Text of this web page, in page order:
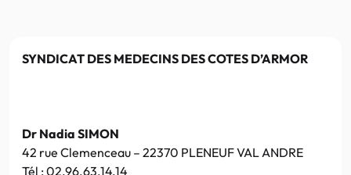
SYNDICAT DES MEDECINS DES COTES D’ARMOR
Dr Nadia SIMON
42 rue Clemenceau – 22370 PLENEUF VAL ANDRE
Tél : 02.96.63.14.14